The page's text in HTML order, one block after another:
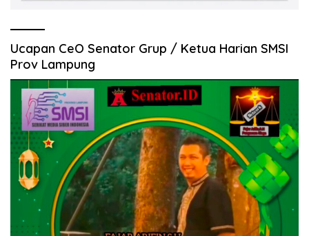
Ucapan CeO Senator Grup / Ketua Harian SMSI
Prov Lampung